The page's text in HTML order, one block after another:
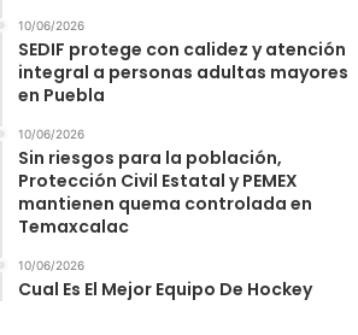
10/06/2026
SEDIF protege con calidez y atención
integral a personas adultas mayores
en Puebla
10/06/2026
Sin riesgos para la población,
Protección Civil Estatal y PEMEX
mantienen quema controlada en
Temaxcalac
10/06/2026
Cual Es El Mejor Equipo De Hockey